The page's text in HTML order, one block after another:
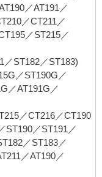
／AT191／
／CT211／
／ST215／
／ST182／ST183)
／ST190G／
／AT191G／
／CT216／CT190
ST190／ST191／
／ST183／
／AT190／